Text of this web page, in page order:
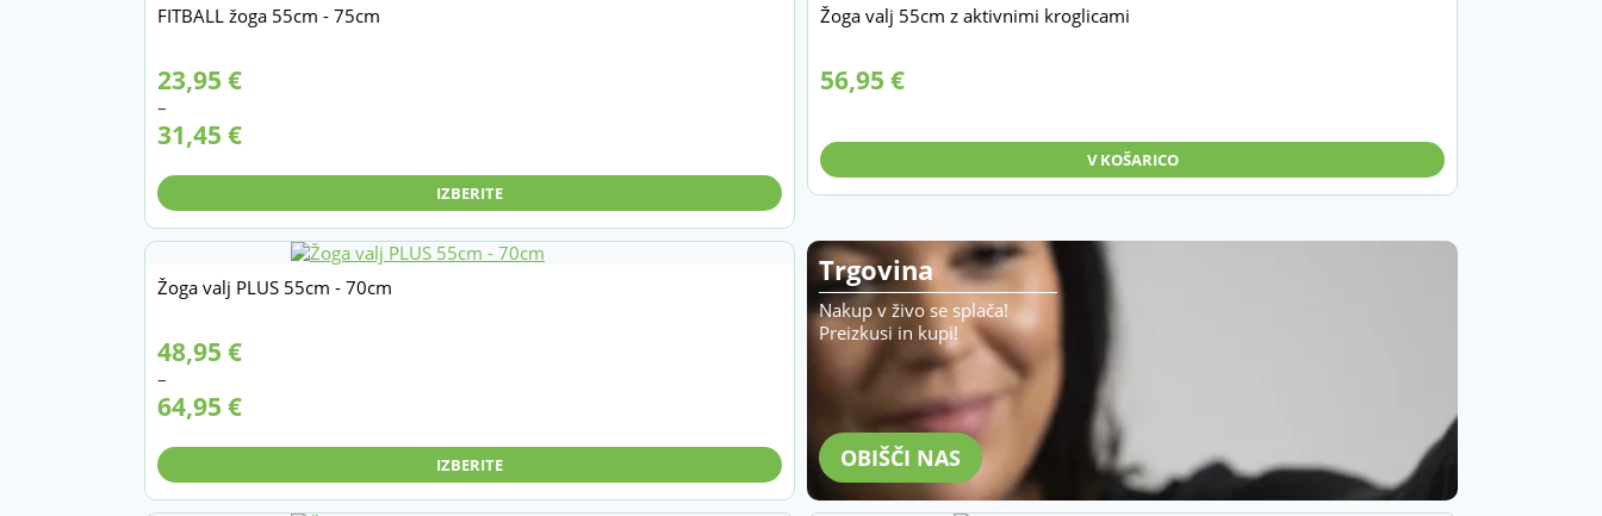
Blazinice za sedenje
Športne žoge
Žoge za terapijo in vadbo
Ostalo
PAKETI / Akcije
Gaugler & Lutz
Lastna proizvodnja Vita
MVS
Sportec
Theraband
FITBALL žoga 55cm - 75cm
23,95 €
–
31,45 €
Cenovni
razpon:
23,95 €
31,45 €
IZBERITE
Žoga valj 55cm z aktivnimi kroglicami
56,95 €
V KOŠARICO
Žoga valj PLUS 55cm - 70cm
48,95 €
–
64,95 €
Cenovni
razpon:
48,95 €
64,95 €
IZBERITE
Trgovina
Nakup v živo se splača!
Preizkusi in kupi!
OBIŠČI NAS